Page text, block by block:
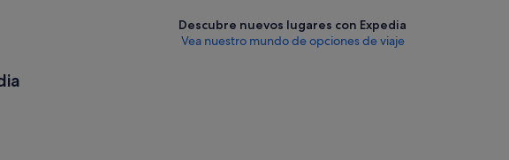
Descubre nuevos lugares con Expedia
Vea nuestro mundo de opciones de viaje